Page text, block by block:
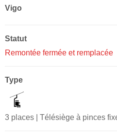
Vigo
Statut
Remontée fermée et remplacée
Type
3 places | Télésiège à pinces